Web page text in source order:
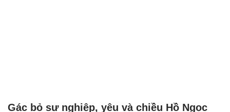
Gác bỏ sự nghiệp, yêu và chiều Hồ Ngọc